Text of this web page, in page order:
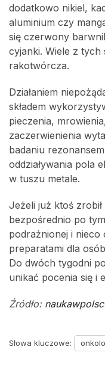
dodatkowo nikiel,
aluminium czy
się czerwony
cyjanki. Wiele z tych
rakotwórcza.
Działaniem
składem
pieczenia,
zaczerwienienia
badaniu
oddziaływania pola
w tuszu metale.
Jeżeli już ktoś
bezpośrednio po
podrażnionej i nieco
preparatami dla
Do dwóch tygodni
unikać pocenia się i
Źródło:
Słowa kluczowe: